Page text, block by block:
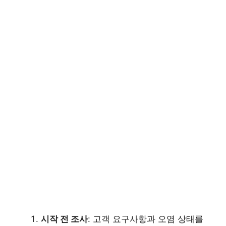
시작 전 조사: 고객 요구사항과 오염 상태를